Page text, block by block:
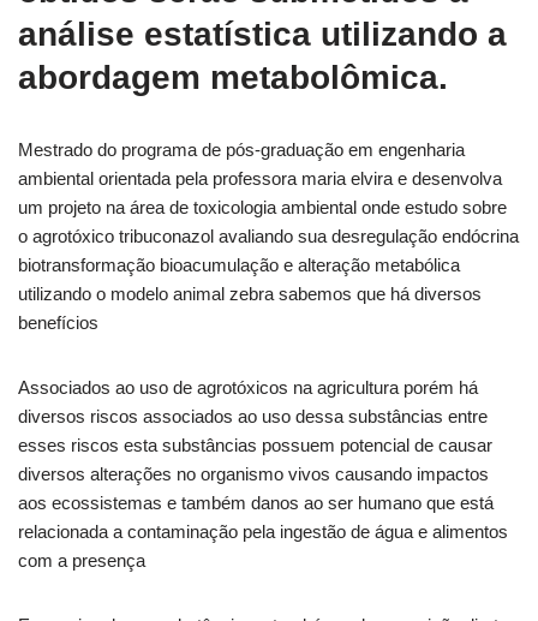
análise estatística utilizando a
abordagem metabolômica.
Mestrado do programa de pós-graduação em engenharia
ambiental orientada pela professora maria elvira e desenvolva
um projeto na área de toxicologia ambiental onde estudo sobre
o agrotóxico tribuconazol avaliando sua desregulação endócrina
biotransformação bioacumulação e alteração metabólica
utilizando o modelo animal zebra sabemos que há diversos
benefícios
Associados ao uso de agrotóxicos na agricultura porém há
diversos riscos associados ao uso dessa substâncias entre
esses riscos esta substâncias possuem potencial de causar
diversos alterações no organismo vivos causando impactos
aos ecossistemas e também danos ao ser humano que está
relacionada a contaminação pela ingestão de água e alimentos
com a presença